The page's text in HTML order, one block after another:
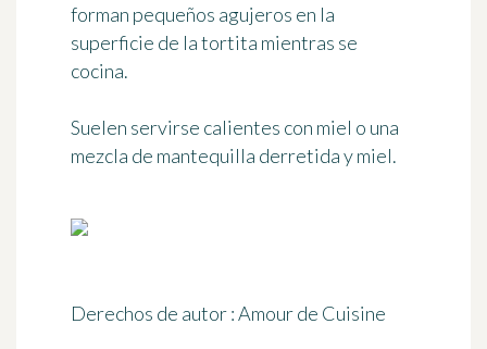
forman pequeños agujeros en la
superficie de la tortita mientras se
cocina.
Suelen servirse calientes con miel o una
mezcla de mantequilla derretida y miel.
Derechos de autor : Amour de Cuisine